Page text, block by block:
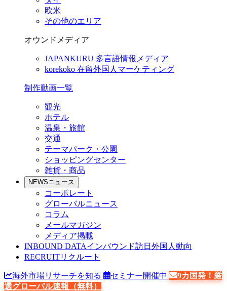
欧米
その他のエリア
オウンドメディア
JAPANKURU 多言語情報メディア
korekoko 在留外国人マーケティング
制作動画一覧
観光
ホテル
温泉・旅館
交通
テーマパーク・公園
ショッピングセンター
雑貨・商品
NEWSニュース
コーポレート
グローバルニュース
コラム
メールマガジン
メディア掲載
INBOUND DATAインバウンド訪日外国人動向
RECRUITリクルート
海外市場リサーチを知る セミナー開催中
9カ国発！厳
選グローバル速報（無料）